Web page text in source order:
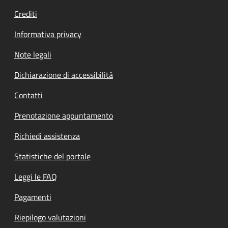
Crediti
Informativa privacy
Note legali
Dichiarazione di accessibilità
Contatti
Prenotazione appuntamento
Richiedi assistenza
Statistiche del portale
Leggi le FAQ
Pagamenti
Riepilogo valutazioni